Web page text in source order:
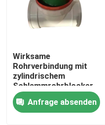
Werksbesichtigung
Qualitätskontrolle
Neuigkeiten
Wirksame
Rohrverbindung mit
zylindrischem
Schlammrohrblocker
Korrosionsbeständig
Anfrage absenden